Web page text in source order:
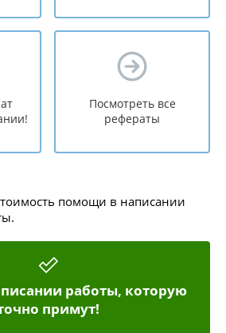
Посмотреть все
рефераты
помощи в написании
работы, которую
примут!